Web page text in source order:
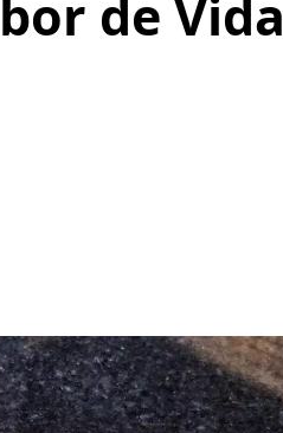
de Vida